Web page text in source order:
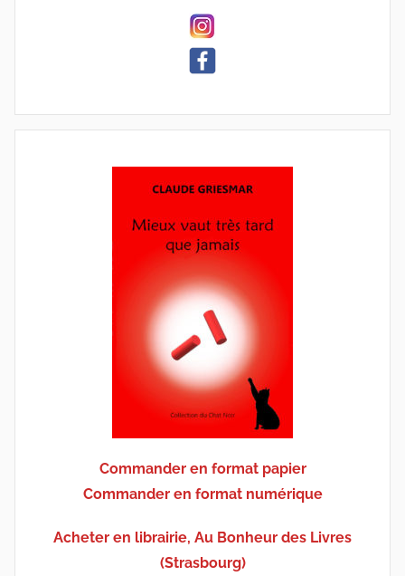
Commander en format papier
Commander en format numérique
Acheter en librairie, Au Bonheur des Livres
(Strasbourg)